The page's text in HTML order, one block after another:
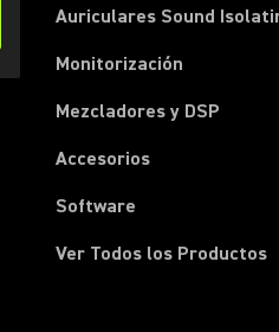
Auriculares Sound
Monitorización
Mezcladores y DSP
Accesorios
Software
Ver Todos los Productos